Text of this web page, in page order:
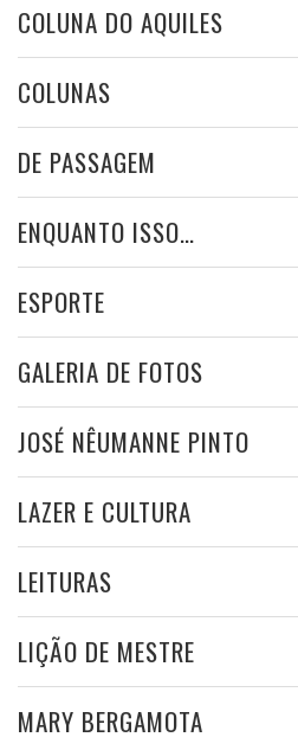
COLUNA DO AQUILES
COLUNAS
DE PASSAGEM
ENQUANTO ISSO…
ESPORTE
GALERIA DE FOTOS
JOSÉ NÊUMANNE PINTO
LAZER E CULTURA
LEITURAS
LIÇÃO DE MESTRE
MARY BERGAMOTA